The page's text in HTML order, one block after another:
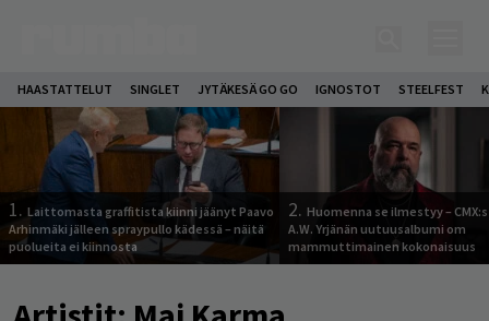
HAASTATTELUT SINGLET JYTÄKESÄ GO GO IGNOSTOT STEELFEST
1. Laittomasta graffitista kiinni jäänyt Paavo
Arhinmäki jälleen spraypullo kädessä – näitä
puolueita ei kiinnosta
2. Huomenna se ilmestyy –
A.W. Yrjänän uutuusalbumi om
mammuttimainen kokonaisuus